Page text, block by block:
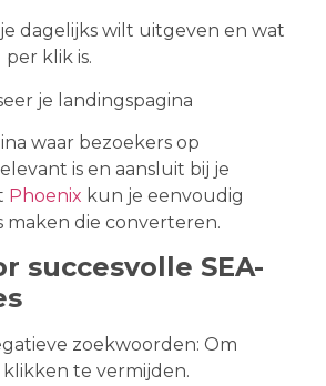
dagelijks wilt uitgeven en wat
klik is.
je landingspagina
waar bezoekers op
is en aansluit bij je
Phoenix kun je eenvoudig
maken die converteren.
succesvolle SEA-
zoekwoorden: Om
te vermijden.